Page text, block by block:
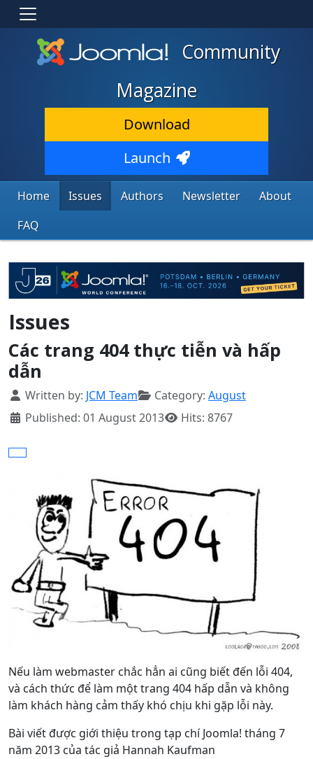
Community
Magazine
Download
Launch
Home Issues Authors Newsletter
About
FAQ
Issues
Các trang 404 thực tiễn và hấp
dẫn
Details
Written by: JCM Team Category: August
Published: 01 August 2013
Hits: 8767
Nếu làm webmaster chắc hẳn ai cũng biết đến lỗi 404,
và cách thức để làm một trang 404 hấp dẫn và không
làm khách hàng cảm thấy khó chịu khi gặp lỗi này.
Bài viết được giới thiệu trong tạp chí Joomla! tháng 7
năm 2013 của tác giả Hannah Kaufman